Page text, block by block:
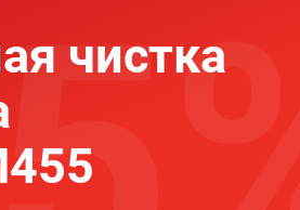
чистка